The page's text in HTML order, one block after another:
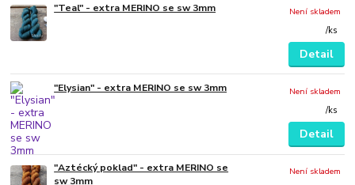
"Teal" - extra MERINO se sw 3mm
/ks
Není skladem
Detail
"Elysian" - extra MERINO se sw 3mm
/ks
Není skladem
Detail
"Aztécký poklad" - extra MERINO se
sw 3mm
Není skladem